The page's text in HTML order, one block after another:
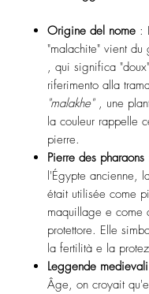
Origine del nome :
"malachite" vient du
, qui significa
riferimento alla
"malakhe", une
la couleur rappelle
pierre.
Pierre des pharaons
l'Égypte ancienne,
était utilisée come
maquillage e come
protettore. Elle
la fertilità e la
Leggende medievali
Âge, on croyait